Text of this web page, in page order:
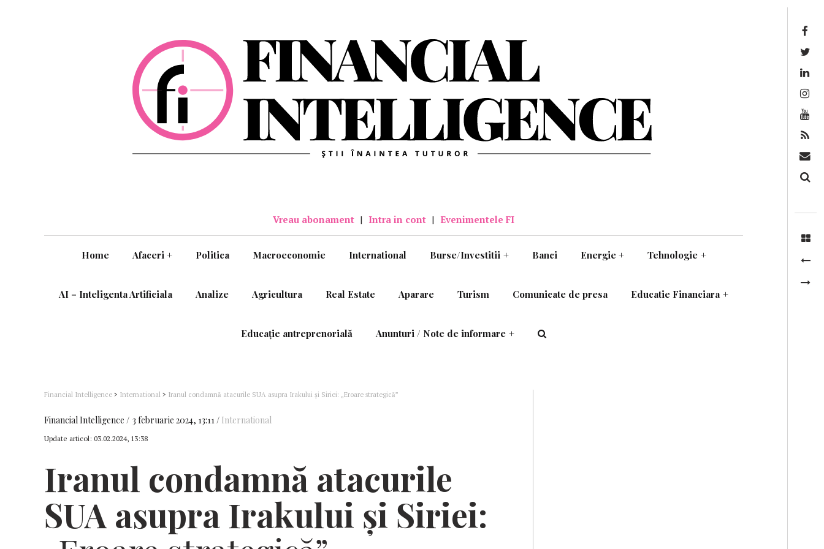
Vreau abonament | Intra in cont | Evenimentele FI
Home Afaceri + Politica Macroeconomie International Burse/Investitii + Banci Energie + Tehnologie +
AI – Inteligenta Artificiala Analize Agricultura Real Estate Aparare Turism Comunicate de presa Educatie Financiara +
Educație antreprenorială Anunturi / Note de informare +
Financial Intelligence > International > Iranul condamnă atacurile SUA asupra Irakului și Siriei: „Eroare strategică”
Financial Intelligence 3 februarie 2024, 13:11 International
Update articol: 03.02.2024, 13:38
Iranul condamnă atacurile
SUA asupra Irakului și Siriei: